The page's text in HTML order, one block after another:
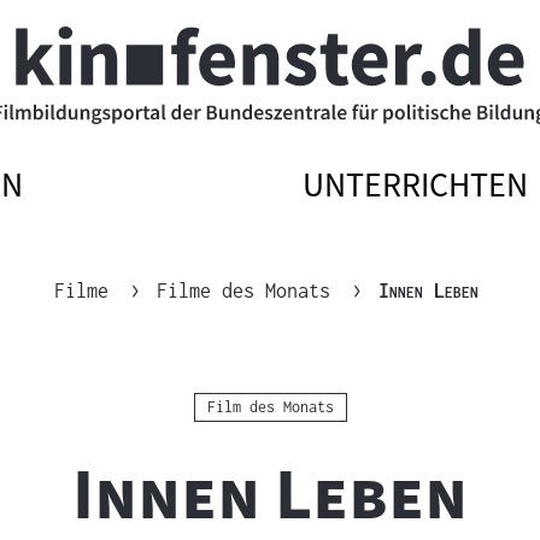
UNTERRICHTEN
Filme Filme des Monats "
Innen Leben"
Kategorie:
Film des Monats
"
Innen Leben